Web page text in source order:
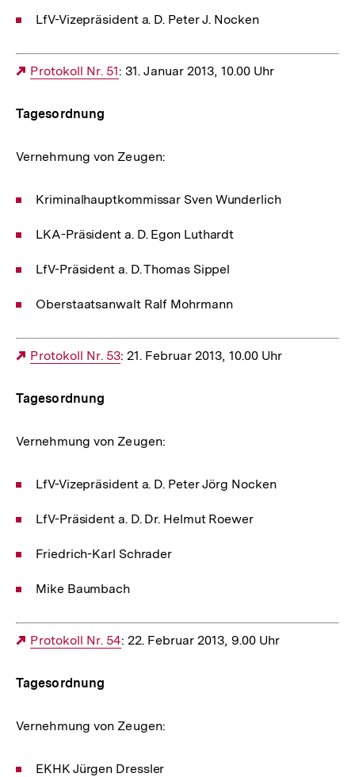
LfV-Vizepräsident a. D. Peter J. Nocken
Externer
Protokoll Nr. 51: 31. Januar 2013, 10.00 Uhr
Tagesordnung
Vernehmung von Zeugen:
Kriminalhauptkommissar Sven Wunderlich
LKA-Präsident a. D. Egon Luthardt
LfV-Präsident a. D. Thomas Sippel
Oberstaatsanwalt Ralf Mohrmann
Externer
Protokoll Nr. 53: 21. Februar 2013, 10.00 Uhr
Tagesordnung
Vernehmung von Zeugen:
LfV-Vizepräsident a. D. Peter Jörg Nocken
LfV-Präsident a. D. Dr. Helmut Roewer
Friedrich-Karl Schrader
Mike Baumbach
Externer
Protokoll Nr. 54: 22. Februar 2013, 9.00 Uhr
Tagesordnung
Vernehmung von Zeugen:
EKHK Jürgen Dressler